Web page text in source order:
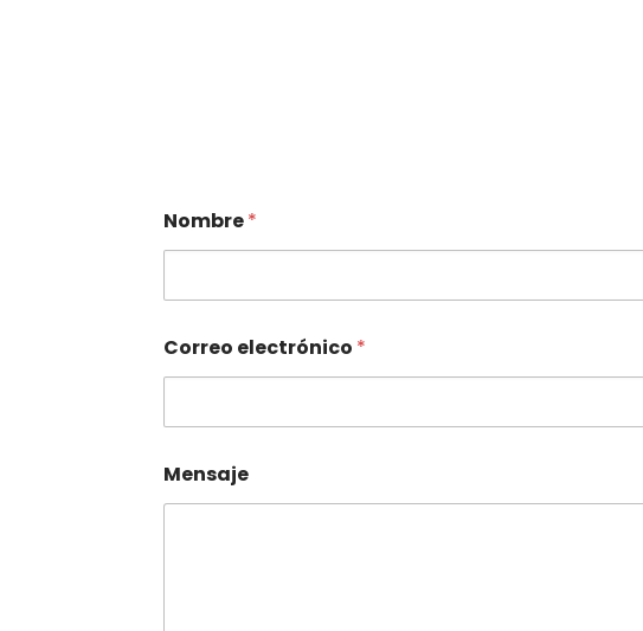
Nombre*
Correo electrónico *
Mensaje